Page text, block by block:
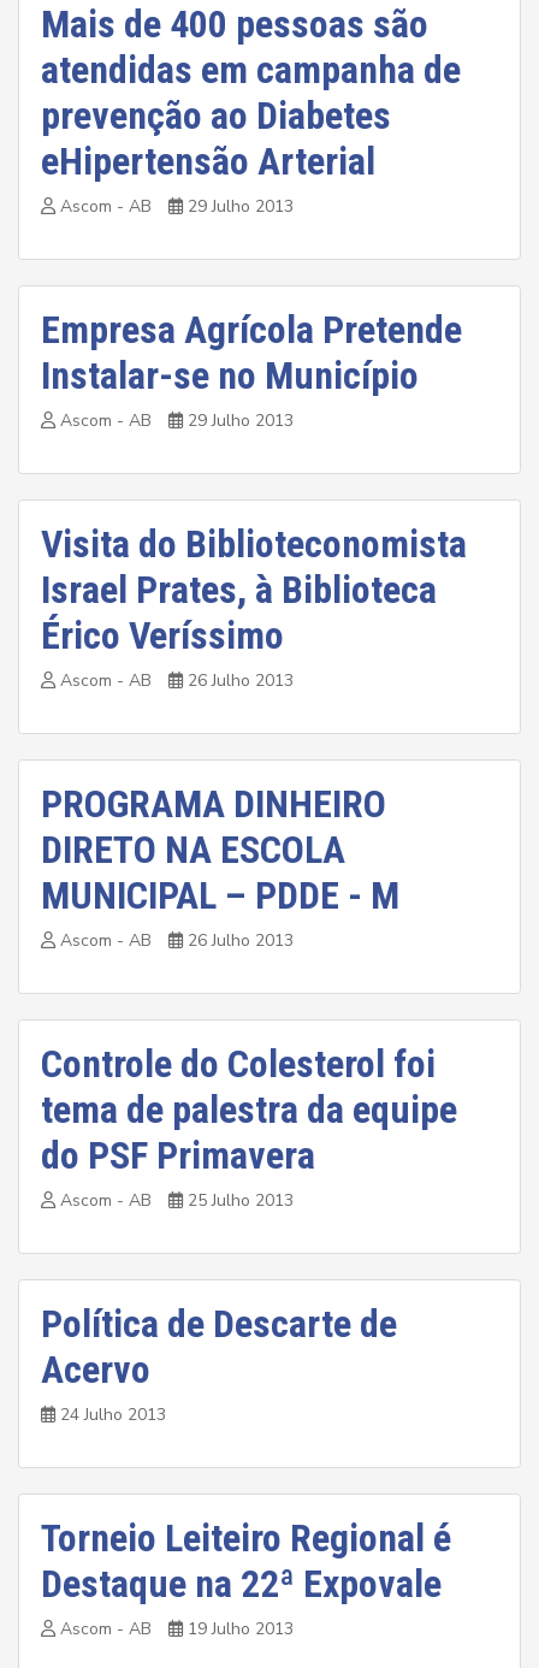
Mais de 400 pessoas são
atendidas em campanha de
prevenção ao Diabetes
eHipertensão Arterial
Ascom - AB 29 Julho 2013
Empresa Agrícola Pretende
Instalar-se no Município
Ascom - AB 29 Julho 2013
Visita do Biblioteconomista
Israel Prates, à Biblioteca
Érico Veríssimo
Ascom - AB 26 Julho 2013
PROGRAMA DINHEIRO
DIRETO NA ESCOLA
MUNICIPAL – PDDE - M
Ascom - AB 26 Julho 2013
Controle do Colesterol foi
tema de palestra da equipe
do PSF Primavera
Ascom - AB 25 Julho 2013
Política de Descarte de
Acervo
24 Julho 2013
Torneio Leiteiro Regional é
Destaque na 22ª Expovale
Ascom - AB 19 Julho 2013